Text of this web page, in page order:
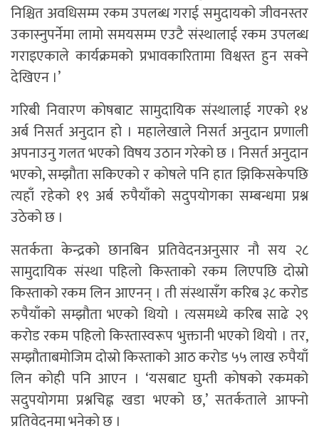
निश्चित अवधिसम्म रकम उपलब्ध गराई समुदायको जीवनस्तर
उकास्नुपर्नेमा लामो समयसम्म एउटै संस्थालाई रकम उपलब्ध
गराइएकाले कार्यक्रमको प्रभावकारितामा विश्वस्त हुन सक्ने
देखिएन ।’
गरिबी निवारण कोषबाट सामुदायिक संस्थालाई गएको १४
अर्ब निसर्त अनुदान हो । महालेखाले निसर्त अनुदान प्रणाली
अपनाउनु गलत भएको विषय उठान गरेको छ । निसर्त अनुदान
भएको, सम्झौता सकिएको र कोषले पनि हात झिकिसकेपछि
त्यहाँ रहेको १९ अर्ब रुपैयाँको सदुपयोगका सम्बन्धमा प्रश्न
उठेको छ ।
सतर्कता केन्द्रको छानबिन प्रतिवेदनअनुसार नौ सय २८
सामुदायिक संस्था पहिलो किस्ताको रकम लिएपछि दोस्रो
किस्ताको रकम लिन आएनन् । ती संस्थासँग करिब ३८ करोड
रुपैयाँको सम्झौता भएको थियो । त्यसमध्ये करिब साढे २९
करोड रकम पहिलो किस्तास्वरूप भुक्तानी भएको थियो । तर,
सम्झौताबमोजिम दोस्रो किस्ताको आठ करोड ५५ लाख रुपैयाँ
लिन कोही पनि आएन । ‘यसबाट घुम्ती कोषको रकमको
सदुपयोगमा प्रश्नचिह्न खडा भएको छ,’ सतर्कताले आफ्नो
प्रतिवेदनमा भनेको छ ।